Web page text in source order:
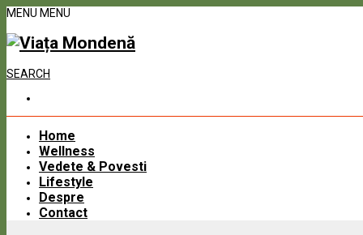
MENU MENU
SEARCH
Home
Wellness
Vedete & Povesti
Lifestyle
Despre
Contact